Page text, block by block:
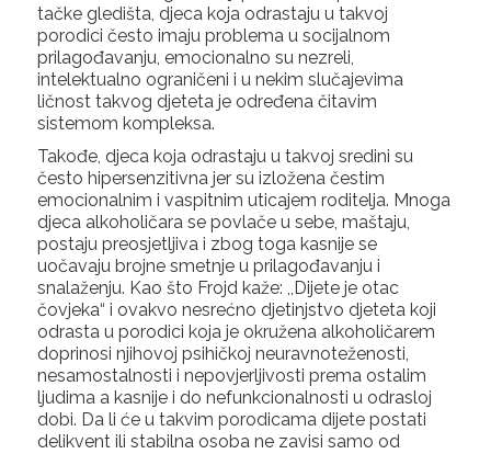
tačke gledišta, djeca koja odrastaju u takvoj
porodici često imaju problema u socijalnom
prilagođavanju, emocionalno su nezreli,
intelektualno ograničeni i u nekim slučajevima
ličnost takvog djeteta je određena čitavim
sistemom kompleksa.
Takođe, djeca koja odrastaju u takvoj sredini su
često hipersenzitivna jer su izložena čestim
emocionalnim i vaspitnim uticajem roditelja. Mnoga
djeca alkoholičara se povlače u sebe, maštaju,
postaju preosjetljiva i zbog toga kasnije se
uočavaju brojne smetnje u prilagođavanju i
snalaženju. Kao što Frojd kaže: ,,Dijete je otac
čovjeka“ i ovakvo nesrećno djetinjstvo djeteta koji
odrasta u porodici koja je okružena alkoholičarem
doprinosi njihovoj psihičkoj neuravnoteženosti,
nesamostalnosti i nepovjerljivosti prema ostalim
ljudima a kasnije i do nefunkcionalnosti u odrasloj
dobi. Da li će u takvim porodicama dijete postati
delikvent ili stabilna osoba ne zavisi samo od